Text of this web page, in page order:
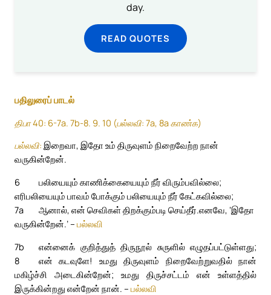
day.
READ QUOTES
பதிலுரைப் பாடல்
திபா 40: 6-7a. 7b-8. 9. 10 (பல்லவி: 7a, 8a காண்க)
பல்லவி: இறைவா, இதோ உம் திருவுளம் நிறைவேற்ற நான்
வருகின்றேன்.
6
பலியையும் காணிக்கையையும் நீர் விரும்பவில்லை;
எரிபலியையும் பாவம் போக்கும் பலியையும் நீர் கேட்கவில்லை;
ஆனால், என் செவிகள் திறக்கும்படி செய்தீர்.
7a
எனவே, ‘இதோ
வருகின்றேன்.’ – பல்லவி
7b
என்னைக் குறித்துத் திருநூல் சுருளில் எழுதப்பட்டுள்ளது;
8
என் கடவுளே! உமது திருவுளம் நிறைவேற்றுவதில் நான்
மகிழ்ச்சி அடைகின்றேன்; உமது திருச்சட்டம் என் உள்ளத்தில்
இருக்கின்றது என்றேன் நான். – பல்லவி